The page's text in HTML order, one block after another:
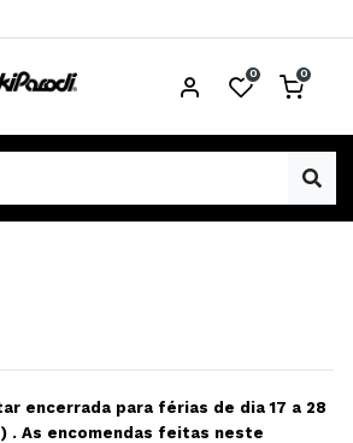
0 0
Capilar
Elétricos
Estética
encerrada para férias de dia 17 a 28
. As encomendas feitas neste